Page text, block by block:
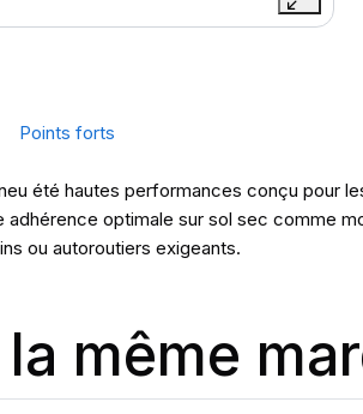
Points forts
été hautes performances conçu pour
adhérence optimale sur sol sec comme
ou autoroutiers exigeants.
même